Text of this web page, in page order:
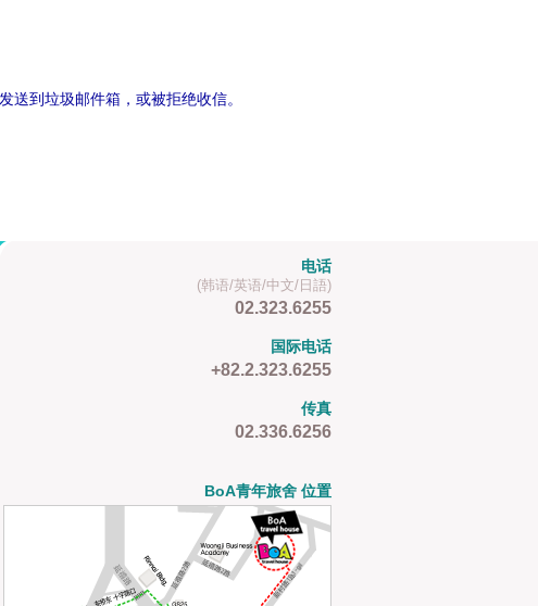
送到垃圾邮件箱，或被拒绝收信。
电话
(韩语/英语/中文/日語)
02.323.6255
国际电话
+82.2.323.6255
传真
02.336.6256
BoA青年旅舍 位置